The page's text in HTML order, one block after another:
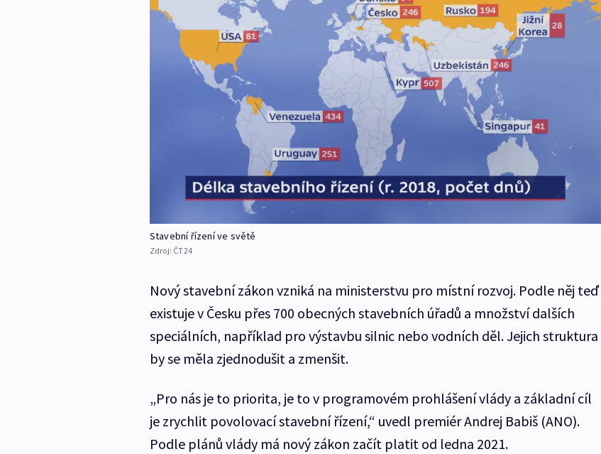
Stavební řízení ve světě
Zdroj: ČT24
Nový stavební zákon vzniká na ministerstvu pro místní rozvoj. Podle něj teď
existuje v Česku přes 700 obecných stavebních úřadů a množství dalších
speciálních, například pro výstavbu silnic nebo vodních děl. Jejich struktura
by se měla zjednodušit a zmenšit.
„Pro nás je to priorita, je to v programovém prohlášení vlády a základní cíl
je zrychlit povolovací stavební řízení,“ uvedl premiér Andrej Babiš (ANO).
Podle plánů vlády má nový zákon začít platit od ledna 2021.